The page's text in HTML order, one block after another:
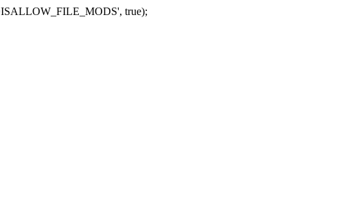
true);